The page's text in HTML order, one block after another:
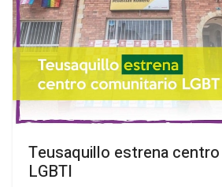
Teusaquillo estrena
LGBTI